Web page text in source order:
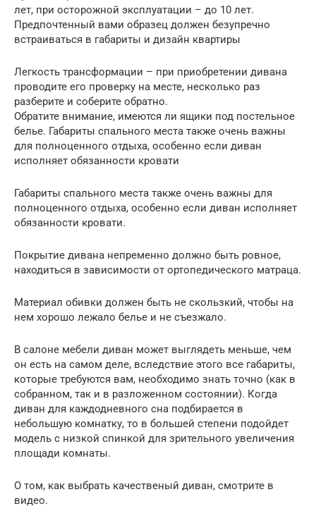
лет, при осторожной эксплуатации – до 10 лет.
Предпочтенный вами образец должен безупречно
встраиваться в габариты и дизайн квартиры
Легкость трансформации – при приобретении дивана
проводите его проверку на месте, несколько раз
разберите и соберите обратно.
Обратите внимание, имеются ли ящики под постельное
белье. Габариты спального места также очень важны
для полноценного отдыха, особенно если диван
исполняет обязанности кровати
Габариты спального места также очень важны для
полноценного отдыха, особенно если диван исполняет
обязанности кровати.
Покрытие дивана непременно должно быть ровное,
находиться в зависимости от ортопедического матраца.
Материал обивки должен быть не скользкий, чтобы на
нем хорошо лежало белье и не съезжало.
В салоне мебели диван может выглядеть меньше, чем
он есть на самом деле, вследствие этого все габариты,
которые требуются вам, необходимо знать точно (как в
собранном, так и в разложенном состоянии). Когда
диван для каждодневного сна подбирается в
небольшую комнатку, то в большей степени подойдет
модель с низкой спинкой для зрительного увеличения
площади комнаты.
О том, как выбрать качественый диван, смотрите в
видео.